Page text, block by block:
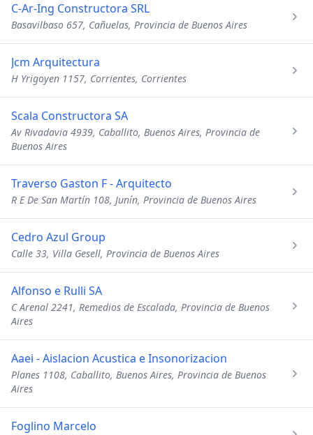
C-Ar-Ing Constructora SRL
Basavilbaso 657, Cañuelas, Provincia de Buenos Aires
Jcm Arquitectura
H Yrigoyen 1157, Corrientes, Corrientes
Scala Constructora SA
Av Rivadavia 4939, Caballito, Buenos Aires, Provincia de
Buenos Aires
Traverso Gaston F - Arquitecto
R E De San Martín 108, Junín, Provincia de Buenos Aires
Cedro Azul Group
Calle 33, Villa Gesell, Provincia de Buenos Aires
Alfonso e Rulli SA
C Arenal 2241, Remedios de Escalada, Provincia de Buenos
Aires
Aaei - Aislacion Acustica e Insonorizacion
Planes 1108, Caballito, Buenos Aires, Provincia de Buenos
Aires
Foglino Marcelo